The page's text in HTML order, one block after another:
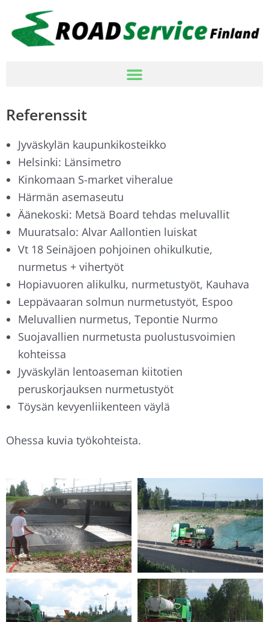
sisältöön
Referenssit
Jyväskylän kaupunkikosteikko
Helsinki: Länsimetro
Kinkomaan S-market viheralue
Härmän asemaseutu
Äänekoski: Metsä Board tehdas meluvallit
Muuratsalo: Alvar Aallontien luiskat
Vt 18 Seinäjoen pohjoinen ohikulkutie,
nurmetus + vihertyöt
Hopiavuoren alikulku, nurmetustyöt, Kauhava
Leppävaaran solmun nurmetustyöt, Espoo
Meluvallien nurmetus, Tepontie Nurmo
Suojavallien nurmetusta puolustusvoimien
kohteissa
Jyväskylän lentoaseman kiitotien
peruskorjauksen nurmetustyöt
Töysän kevyenliikenteen väylä
Ohessa kuvia työkohteista.